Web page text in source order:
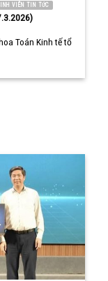
VIÊN TIN TỨC
Toán Kinh tế tổ